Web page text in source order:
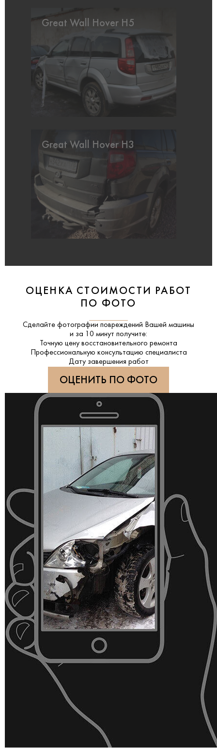
Great Wall Hover H5
Great Wall Hover H3
ОЦЕНКА СТОИМОСТИ РАБОТ
ПО ФОТО
Сделайте фотографии повреждений Вашей машины
и за 10 минут получите:
Точную цену восстановительного ремонта
Профессиональную консультацию специалиста
Дату завершения работ
ОЦЕНИТЬ ПО ФОТО